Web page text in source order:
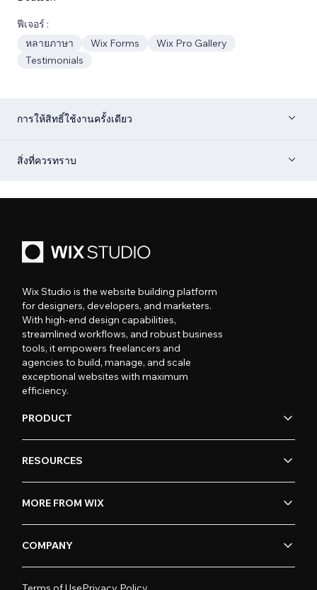
ฟีเจอร์ :
หลายภาษา
Wix Forms
Wix Pro Gallery
Testimonials
การให้สิทธิ์ใช้งานครั้งเดียว
สิ่งที่ควรทราบ
Wix Studio is the website building platform
for designers, developers, and marketers.
With high-end design capabilities,
streamlined workflows, and robust business
tools, it empowers freelancers and
agencies to build, manage, and scale
exceptional websites with maximum
efficiency.
PRODUCT
RESOURCES
MORE FROM WIX
COMPANY